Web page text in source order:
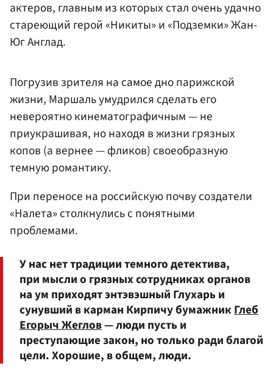
актеров, главным из которых стал очень удачно
стареющий герой «Никиты» и «Подземки» Жан-
Юг Англад.
Погрузив зрителя на самое дно парижской
жизни, Маршаль умудрился сделать его
невероятно кинематографичным — не
приукрашивая, но находя в жизни грязных
копов (а вернее — фликов) своеобразную
темную романтику.
При переносе на российскую почву создатели
«Налета» столкнулись с понятными
проблемами.
У нас нет традиции темного детектива,
при мысли о грязных сотрудниках органов
на ум приходят энтэвэшный Глухарь и
сунувший в карман Кирпичу бумажникГлеб
Егорыч Жеглов— люди пусть и
преступающие закон, но только ради благой
цели. Хорошие, в общем, люди.